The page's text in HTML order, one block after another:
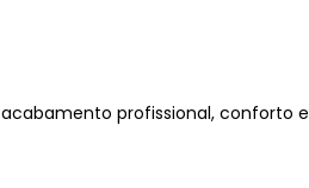
profissional, conforto e